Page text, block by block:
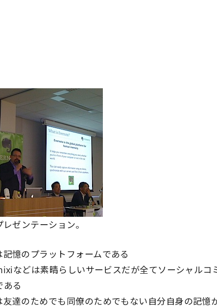
ゼンテーション。
記憶のプラットフォームである
などは素晴らしいサービスだが全てソーシャルコ
ある
友達のためでも同僚のためでもない自分自身の記憶